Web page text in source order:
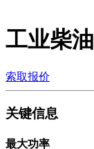
工业柴
索取报价
关键信息
最大功率